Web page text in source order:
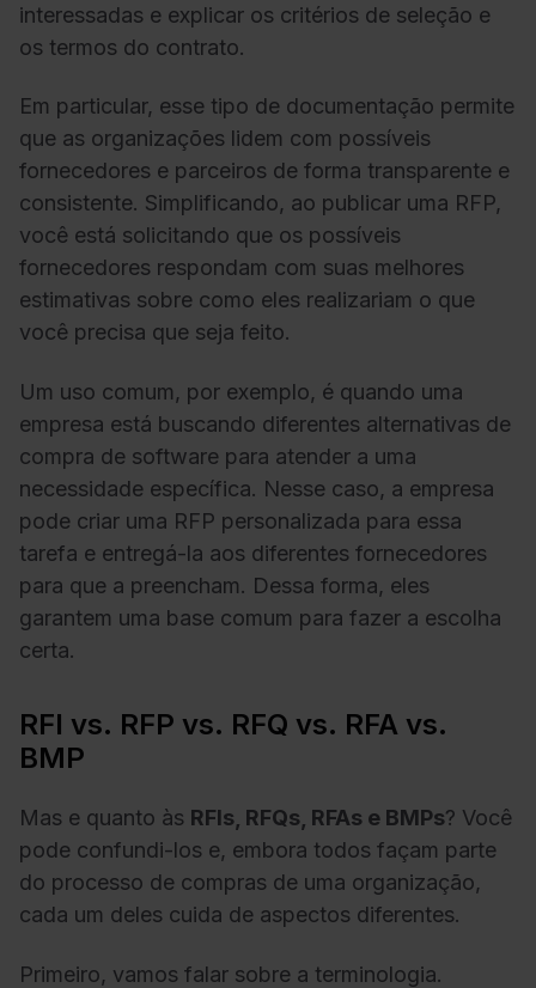
interessadas e explicar os critérios de seleção e
os termos do contrato.
Em particular, esse tipo de documentação permite
que as organizações lidem com possíveis
fornecedores e parceiros de forma transparente e
consistente. Simplificando, ao publicar uma RFP,
você está solicitando que os possíveis
fornecedores respondam com suas melhores
estimativas sobre como eles realizariam o que
você precisa que seja feito.
Um uso comum, por exemplo, é quando uma
empresa está buscando diferentes alternativas de
compra de software para atender a uma
necessidade específica. Nesse caso, a empresa
pode criar uma RFP personalizada para essa
tarefa e entregá-la aos diferentes fornecedores
para que a preencham. Dessa forma, eles
garantem uma base comum para fazer a escolha
certa.
RFI vs. RFP vs. RFQ vs. RFA vs.
BMP
Mas e quanto às RFIs, RFQs, RFAs e BMPs? Você
pode confundi-los e, embora todos façam parte
do processo de compras de uma organização,
cada um deles cuida de aspectos diferentes.
Primeiro, vamos falar sobre a terminologia.